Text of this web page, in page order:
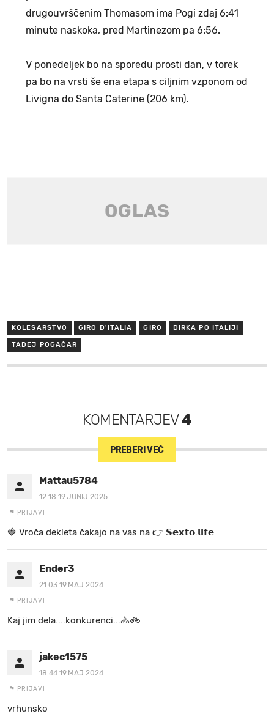
drugouvrščenim Thomasom ima Pogi zdaj 6:41
minute naskoka, pred Martinezom pa 6:56.
V ponedeljek bo na sporedu prosti dan, v torek
pa bo na vrsti še ena etapa s ciljnim vzponom od
Livigna do Santa Caterine (206 km).
KOLESARSTVO GIRO D'ITALIA GIRO DIRKA PO ITALIJI
TADEJ POGAČAR
KOMENTARJEV4
PREBERI VEČ
Mattau5784
12:18 19.JUNIJ 2025.
PRIJAVI
🍓 V r o č a d e k l e t a ča k a jo na va s n a 👉 𝗦𝗲𝘅𝘁𝗼.𝗹𝗶𝗳𝗲
Ender3
21:03 19.MAJ 2024.
PRIJAVI
Kaj jim dela....konkurenci...🚴🚲
jakec1575
18:44 19.MAJ 2024.
PRIJAVI
vrhunsko